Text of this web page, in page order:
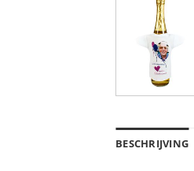
BESCHRIJVING